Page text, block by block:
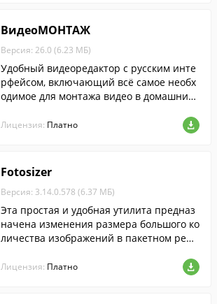
ВидеоМОНТАЖ
Версия: 26.0 (6.23 МБ)
Удобный видеоредактор с русским инте
рфейсом, включающий всё самое необх
одимое для монтажа видео в домашних
ектов, титров, заставок и даже фоновой
Лицензия: Платно
Fotosizer
Версия: 3.14.0.578 (6.37 МБ)
Эта простая и удобная утилита предназ
начена изменения размера большого ко
личества изображений в пакетном режи
Лицензия: Платно